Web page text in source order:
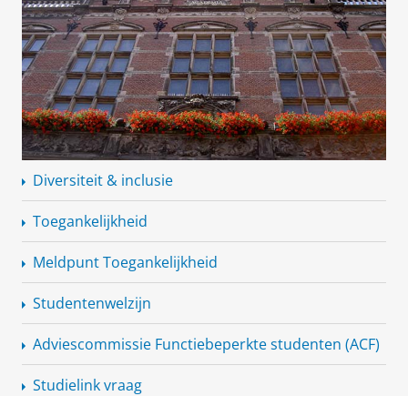
Diversiteit & inclusie
Toegankelijkheid
MeldpuntToegankelijkheid
Studentenwelzijn
Adviescommissie Functiebeperkte studenten (ACF)
Studielink vraag